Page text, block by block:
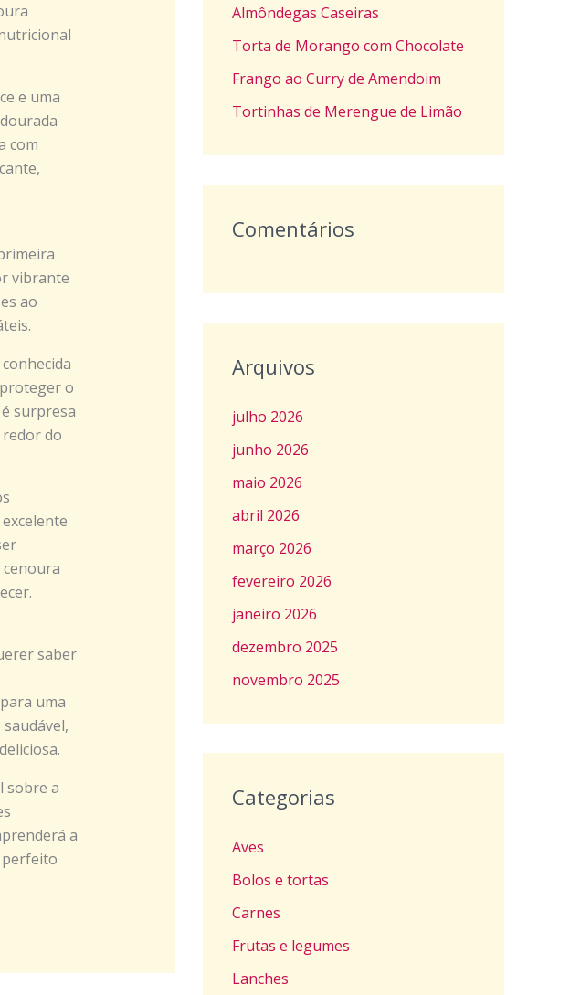
e uma
com
vibrante
ao
o
surpresa
do
saber
uma
sobre a
a
perfeito
a
r
p
:
Almôndegas Caseiras
Torta de Morango com Chocolate
Frango ao Curry de Amendoim
Tortinhas de Merengue de Limão
Comentários
Arquivos
julho 2026
junho 2026
maio 2026
abril 2026
março 2026
fevereiro 2026
janeiro 2026
dezembro 2025
novembro 2025
Categorias
Aves
Bolos e tortas
Carnes
Frutas e legumes
Lanches